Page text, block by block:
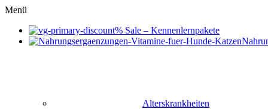
Menü
% Sale – Kennenlernpakete
Alterskrankheiten